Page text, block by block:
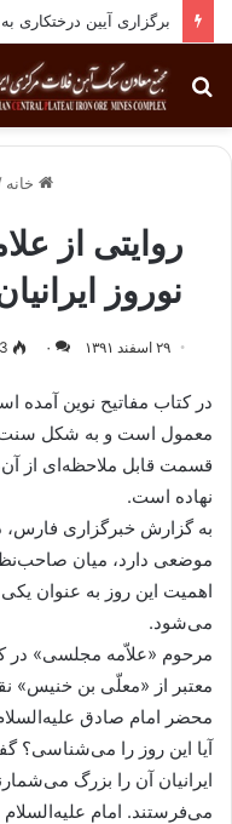
برگزاری آیین درختکاری به یاد ۲۵۸شهید
جستجو
برای
خانه
روایتی از
نوروز
۲۹ اسفند ۱۳۹۱ ۰
در کتاب مفاتیح نوین آمده
معمول است و به شکل سنت
قسمت قابل ملاحظه‌اى از
نهاده است.
به گزارش خبرگزاری فارس،
موضعى دارد، میان
اهمیت این روز به عنوان
مى‌شود.
مرحوم «علاّمه مجلسى» در
معتبر از «معلّى بن خنیس»
محضر امام صادق
آیا این روز را مى‌شناسى؟
ایرانیان آن را بزرگ
مى‌فرستند. امام